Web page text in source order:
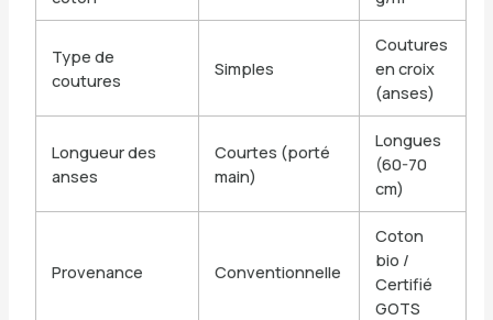
Type de
coutures
Simples
Coutures
en croix
(anses)
Longueur des
anses
Courtes (porté
main)
Longues
(60-70
cm)
Provenance Conventionnelle
Coton
bio /
Certifié
GOTS